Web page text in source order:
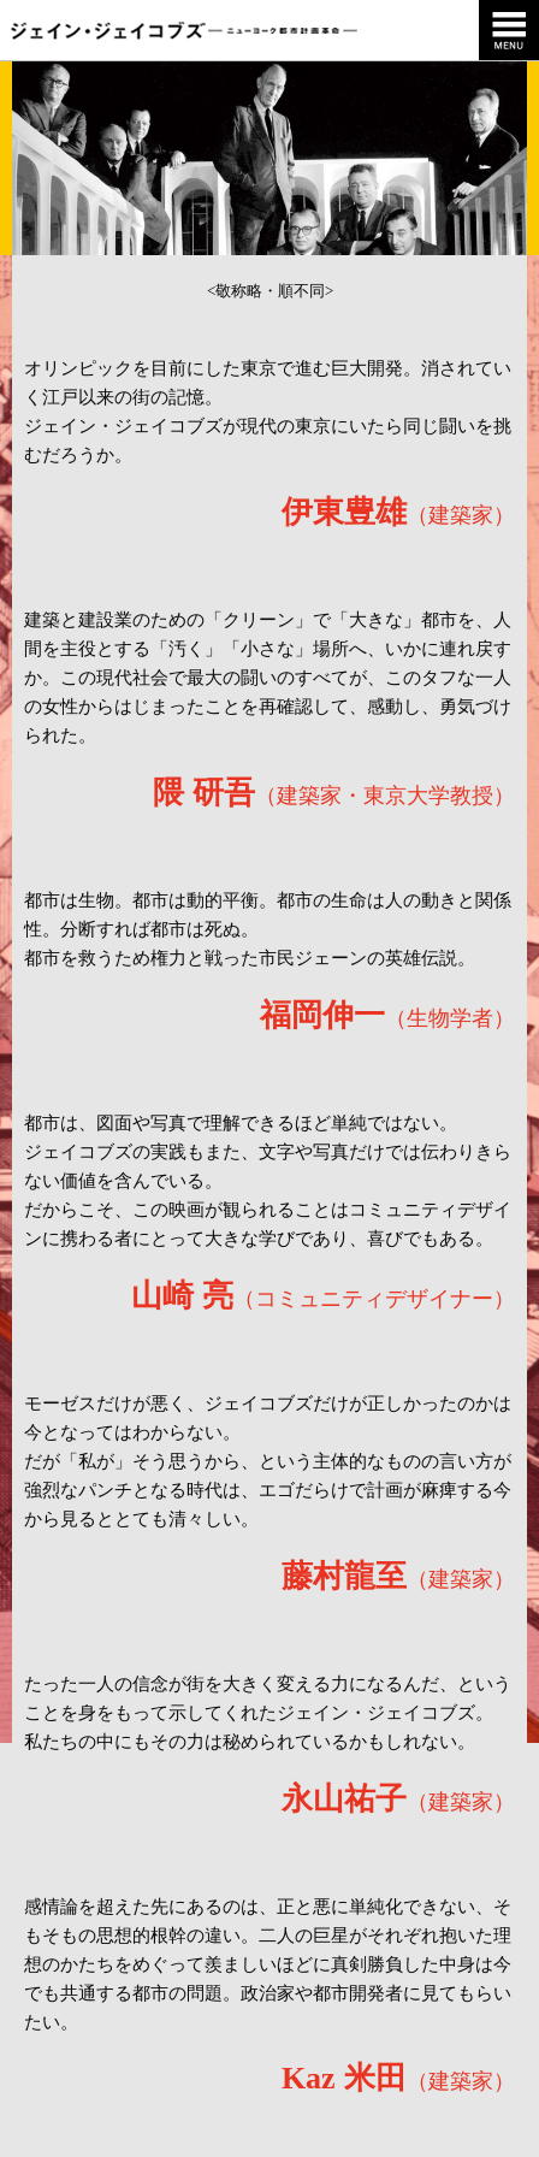
<敬称略・順不同>
オリンピックを目前にした東京で進む巨大開発。消されてい
く江戸以来の街の記憶。
ジェイン・ジェイコブズが現代の東京にいたら同じ闘いを挑
むだろうか。
伊東豊雄 （建築家）
建築と建設業のための「クリーン」で「大きな」都市を、人
間を主役とする「汚く」「小さな」場所へ、いかに連れ戻す
か。この現代社会で最大の闘いのすべてが、このタフな一人
の女性からはじまったことを再確認して、感動し、勇気づけ
られた。
隈 研吾 （建築家・東京大学教授）
都市は生物。都市は動的平衡。都市の生命は人の動きと関係
性。分断すれば都市は死ぬ。
都市を救うため権力と戦った市民ジェーンの英雄伝説。
福岡伸一 （生物学者）
都市は、図面や写真で理解できるほど単純ではない。
ジェイコブズの実践もまた、文字や写真だけでは伝わりきら
ない価値を含んでいる。
だからこそ、この映画が観られることはコミュニティデザイ
ンに携わる者にとって大きな学びであり、喜びでもある。
山崎 亮 （コミュニティデザイナー）
モーゼスだけが悪く、ジェイコブズだけが正しかったのかは
今となってはわからない。
だが「私が」そう思うから、という主体的なものの言い方が
強烈なパンチとなる時代は、エゴだらけで計画が麻痺する今
から見るととても清々しい。
藤村龍至 （建築家）
たった一人の信念が街を大きく変える力になるんだ、という
ことを身をもって示してくれたジェイン・ジェイコブズ。
私たちの中にもその力は秘められているかもしれない。
永山祐子 （建築家）
感情論を超えた先にあるのは、正と悪に単純化できない、そ
もそもの思想的根幹の違い。二人の巨星がそれぞれ抱いた理
想のかたちをめぐって羨ましいほどに真剣勝負した中身は今
でも共通する都市の問題。政治家や都市開発者に見てもらい
たい。
Kaz 米田 （建築家）